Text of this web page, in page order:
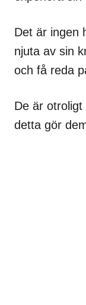
Det är ingen
njuta av sin
och få reda
De är
detta gör